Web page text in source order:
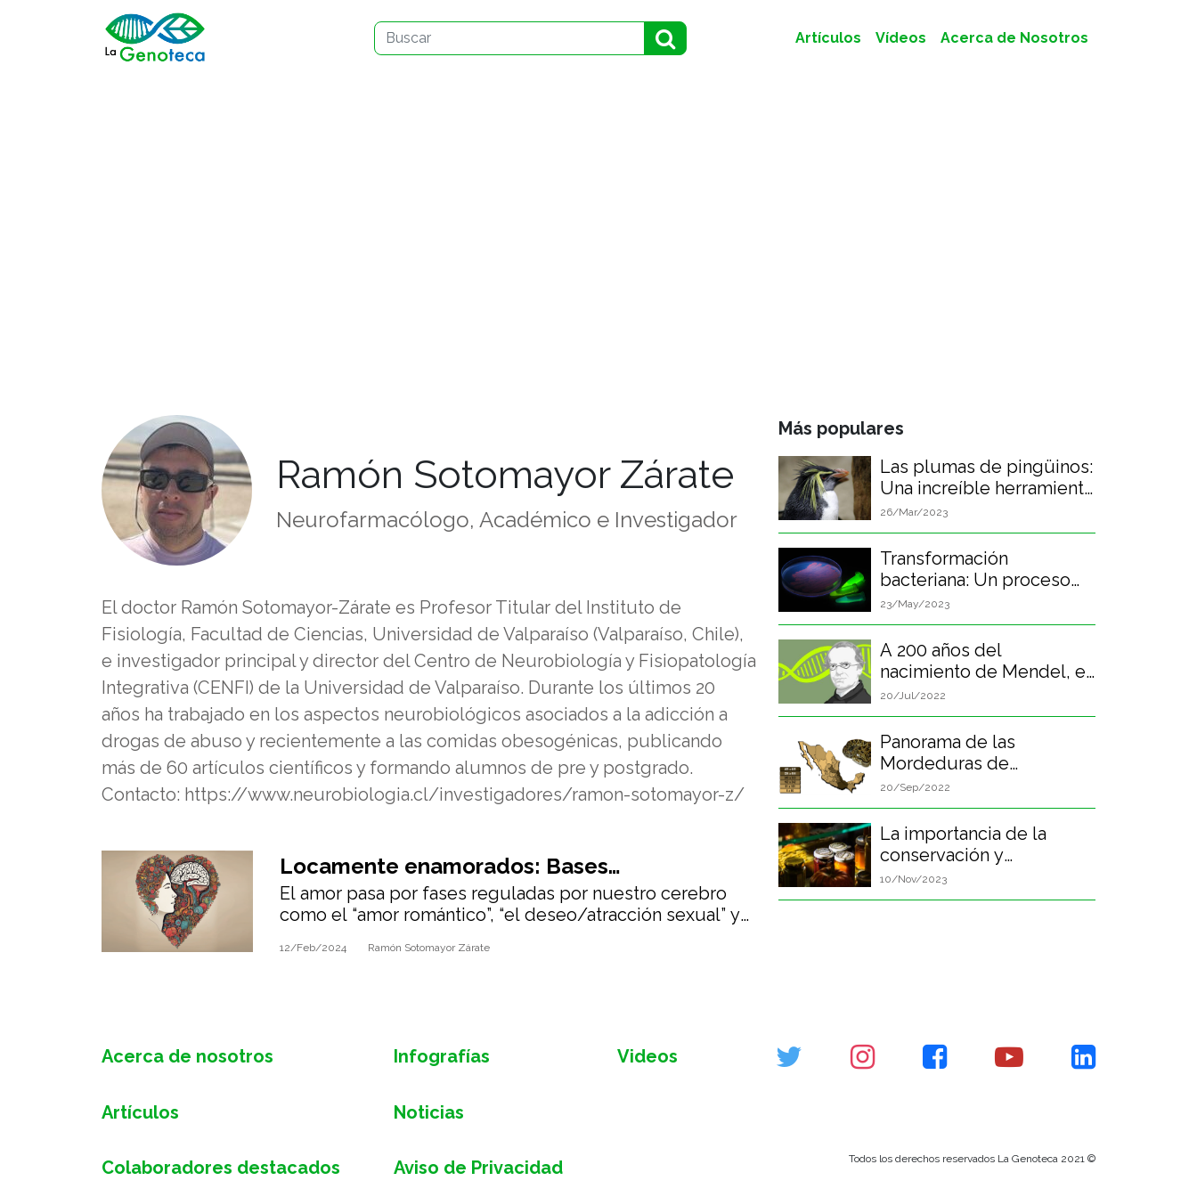
Artículos Vídeos Acerca de Nosotros
Ramón Sotomayor Zárate
Neurofarmacólogo, Académico e Investigador
El doctor Ramón Sotomayor-Zárate es Profesor Titular del Instituto de
Fisiología, Facultad de Ciencias, Universidad de Valparaíso (Valparaíso, Chile),
e investigador principal y director del Centro de Neurobiología y Fisiopatología
Integrativa (CENFI) de la Universidad de Valparaíso. Durante los últimos 20
años ha trabajado en los aspectos neurobiológicos asociados a la adicción a
drogas de abuso y recientemente a las comidas obesogénicas, publicando
más de 60 artículos científicos y formando alumnos de pre y postgrado.
Contacto: https://www.neurobiologia.cl/investigadores/ramon-sotomayor-z/
Locamente enamorados: Bases
neurobiológicas del amor
El amor pasa por fases reguladas por nuestro cerebro
como el “amor romántico”, “el deseo/atracción sexual” y
12/Feb/2024 Ramón Sotomayor Zárate
Más populares
Las plumas de pingüinos:
Una increíble herramienta
biológica
26/Mar/2023
Transformación
bacteriana: Un proceso
biológico revolucionario
23/May/2023
A 200 años del
nacimiento de Mendel, el
padre de la genética.
20/Jul/2022
Panorama de las
Mordeduras de
Serpientes en México
20/Sep/2022
La importancia de la
conservación y
procesamiento de
alimentos en el desarrollo
10/Nov/2023
Acerca de nosotros
Artículos
Colaboradores destacados
Infografías
Noticias
Aviso de Privacidad
Videos
Todos los derechos reservados La Genoteca 2021 ©